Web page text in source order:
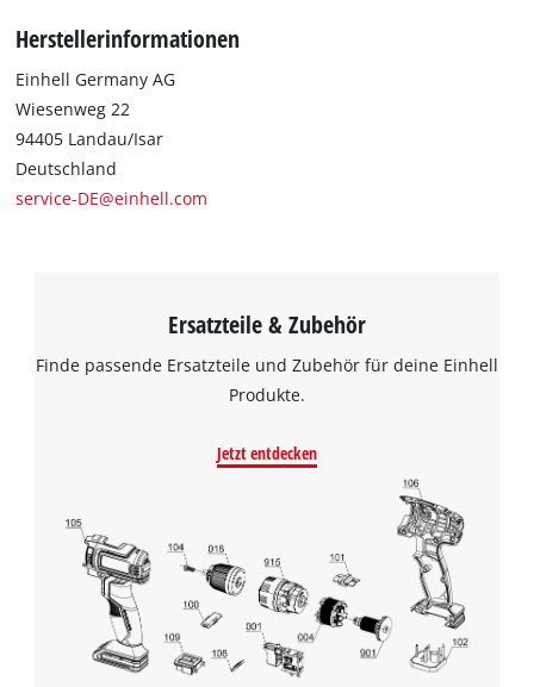
Herstellerinformationen
Einhell Germany AG
Wiesenweg 22
94405 Landau/Isar
Deutschland
service-DE@einhell.com
Ersatzteile & Zubehör
Finde passende Ersatzteile und Zubehör für deine Einhell
Produkte.
Jetzt entdecken